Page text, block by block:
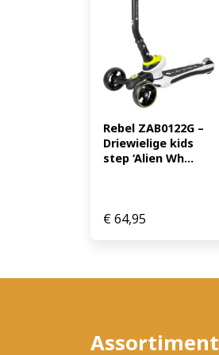
Rebel ZAB0122G –
Driewielige kids
step ‘Alien Wh...
€64,95
Assortiment